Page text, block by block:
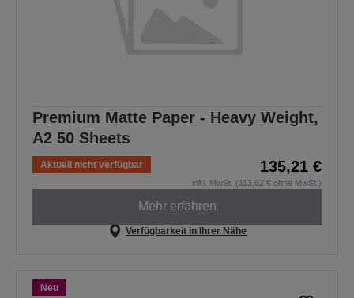
Premium Matte Paper - Heavy Weight,
A2 50 Sheets
Aktuell nicht verfügbar 135,21 €
inkl. MwSt. (113,62 € ohne MwSt.)
Mehr erfahren
Verfügbarkeit in Ihrer Nähe
Neu